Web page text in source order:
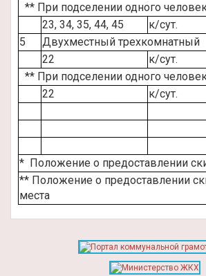
** При подселении одного
23, 34, 35, 44, 45
к/сут.
5
Двухместный трехкомнатный
22
к/сут.
** При подселении одного
22
к/сут.
* Положение о предоставлении
** Положение о предоставлении
места